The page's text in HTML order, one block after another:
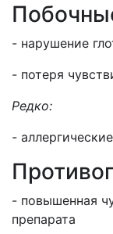
- нарушение
- потеря
Редко:
-
- повышенная
препарата